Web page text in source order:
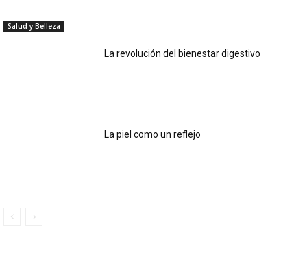
Salud y Belleza
La revolución del bienestar digestivo
La piel como un reflejo